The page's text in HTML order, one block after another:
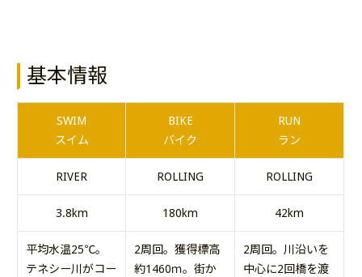
基本情報
SWIM
スイム
BIKE
バイク
RUN
ラン
RIVER ROLLING ROLLING
3.8km 180km 42km
平均水温25℃。
テネシー川がコー
2周回。獲得標高
約1460ｍ。街か
2周回。川沿いを
中心に2回橋を渡